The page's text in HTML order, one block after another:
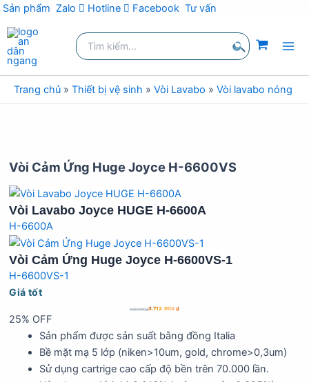
Sản phẩm Zalo Hotline Facebook Tư vấn
Nhảy
tới
nội
dung
Tìm
kiếm:
kiếm
Trang chủ » Thiết bị vệ sinh » Vòi Lavabo » Vòi lavabo nóng
Vòi Cảm Ứng Huge Joyce H-6600VS
Vòi Lavabo Joyce HUGE H-6600A
H-6600A
Vòi Cảm Ứng Huge Joyce H-6600VS-1
H-6600VS-1
Giá tốt
4.950.000₫3.712.000 ₫
25% OFF
Sản phẩm được sản suất bằng đồng Italia
Bề mặt mạ 5 lớp (niken>10um, gold, chrome>0,3um)
Sử dụng cartrige cao cấp độ bền trên 70.000 lần.